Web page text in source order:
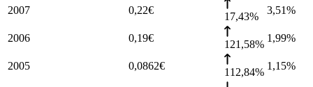
2007 0,22€
17,43%
3,51%
2006 0,19€
121,58%
1,99%
2005 0,0862€
112,84%
1,15%